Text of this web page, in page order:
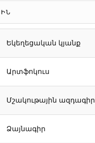
Եկեղեցական կյանք
Արտֆոկուս
Մշակութային ազդագիր
Ձայնագիր